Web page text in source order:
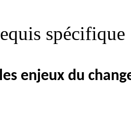
spécifique
enjeux du